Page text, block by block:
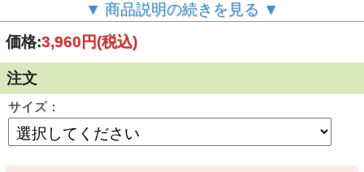
▼ 商品説明の続きを見る ▼
価格:3,960円(税込)
注文
サイズ：